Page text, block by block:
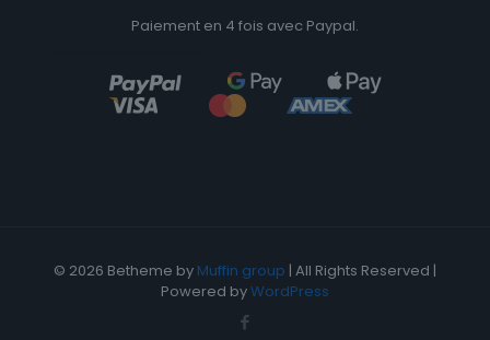
Paiement en 4 fois avec Paypal.
© 2026 Betheme by Muffin group | All Rights Reserved |
Powered byWordPress